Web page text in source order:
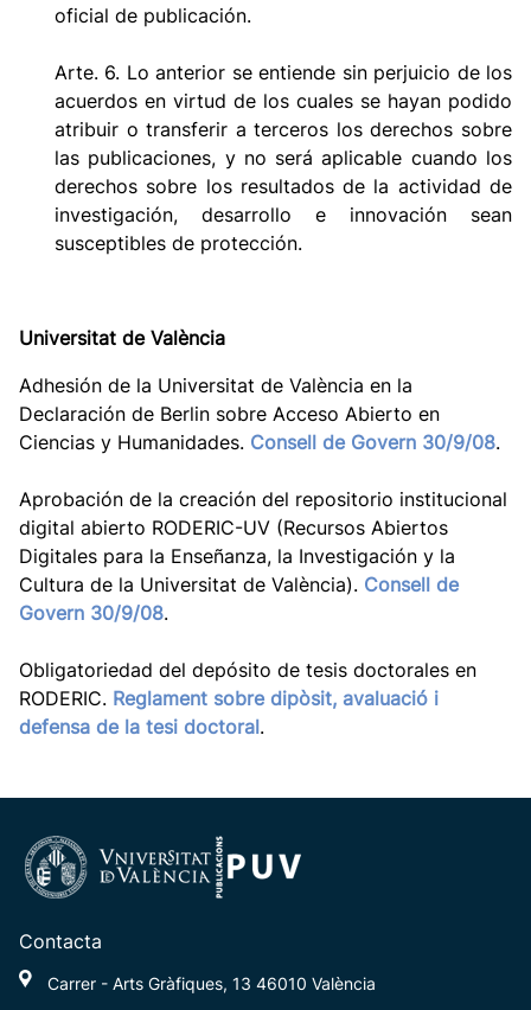
oficial de publicación.
Arte. 6. Lo anterior se entiende sin perjuicio de los
acuerdos en virtud de los cuales se hayan podido
atribuir o transferir a terceros los derechos sobre
las publicaciones, y no será aplicable cuando los
derechos sobre los resultados de la actividad de
investigación, desarrollo e innovación sean
susceptibles de protección.
Universitat de València
Adhesión de la Universitat de València en la
Declaración de Berlin sobre Acceso Abierto en
Ciencias y Humanidades. Consell de Govern 30/9/08.
Aprobación de la creación del repositorio institucional
digital abierto RODERIC-UV (Recursos Abiertos
Digitales para la Enseñanza, la Investigación y la
Cultura de la Universitat de València). Consell de
Govern 30/9/08.
Obligatoriedad del depósito de tesis doctorales en
RODERIC. Reglament sobre dipòsit, avaluació i
defensa de la tesi doctoral.
Contacta
Carrer - Arts Gràfiques, 13 46010 València